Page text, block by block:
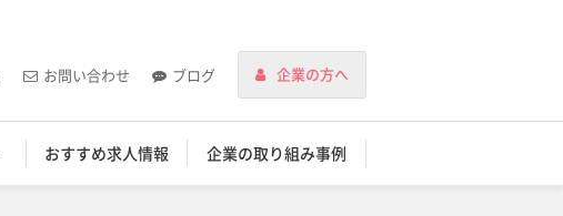
お問い合わせ ブログ 企業の方へ
おすすめ求人情報 企業の取り組み事例